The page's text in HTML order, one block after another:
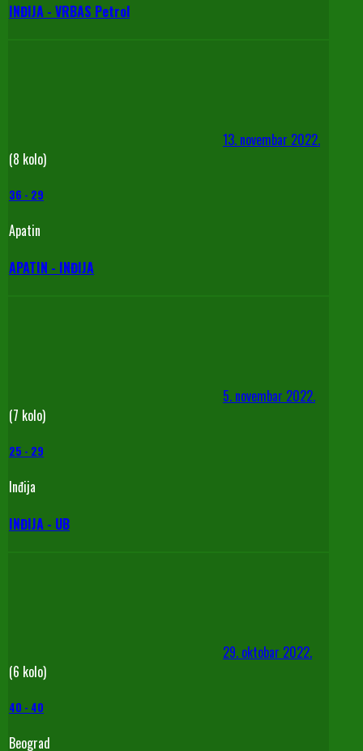
INĐIJA - VRBAS Petrol
13. novembar 2022.
(8 kolo)
36 - 29
Apatin
APATIN - INĐIJA
5. novembar 2022.
(7 kolo)
25 - 29
Inđija
INĐIJA - UB
29. oktobar 2022.
(6 kolo)
40 - 40
Beograd